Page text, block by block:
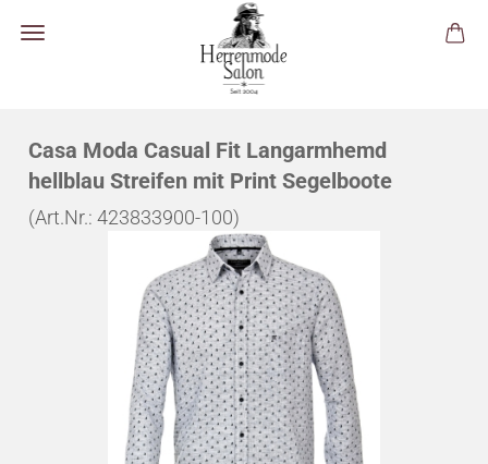
Casa Moda Casual Fit Langarmhemd
hellblau Streifen mit Print Segelboote
(Art.Nr.:423833900-100)